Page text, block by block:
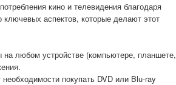
кино и телевидения благодаря
аспектов, которые делают этот
любом устройстве (компьютере, планшете,
покупать DVD или Blu-ray